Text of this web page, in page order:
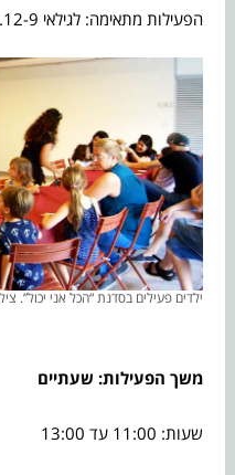
הפעילות מתאימה: לגילאי 12-9.
ילדים פעילים בסדנת “הכל אני יכול”.
משך הפעילות: שעתיים
שעות: 11:00 עד 13:00